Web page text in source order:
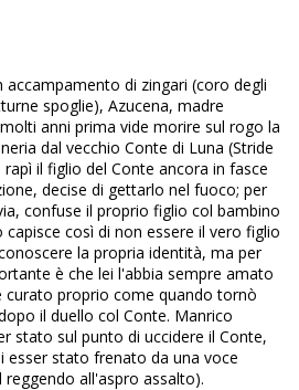
accampamento di zingari (coro degli
spoglie), Azucena, madre
anni prima vide morire sul rogo la
dal vecchio Conte di Luna (Stride
il figlio del Conte ancora in fasce
decise di gettarlo nel fuoco; per
confuse il proprio figlio col bambino
così di non essere il vero figlio
la propria identità, ma per
è che lei l'abbia sempre amato
proprio come quando tornò
il duello col Conte. Manrico
stato sul punto di uccidere il Conte,
esser stato frenato da una voce
all'aspro assalto).